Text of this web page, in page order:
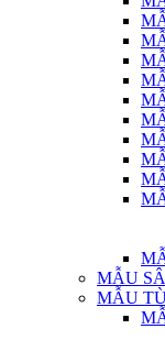
MẪU
MẪU